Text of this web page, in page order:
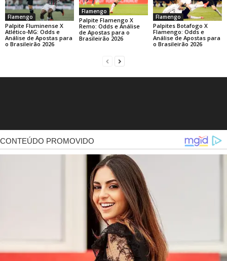
Flamengo
Palpite Fluminense X
Atlético-MG: Odds e
Análise de Apostas para
o Brasileirão 2026
Flamengo
Palpite Flamengo X
Remo: Odds e Análise
de Apostas para o
Brasileirão 2026
Flamengo
Palpites Botafogo X
Flamengo: Odds e
Análise de Apostas para
o Brasileirão 2026